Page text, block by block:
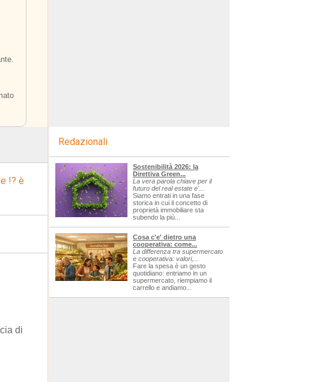
!? è
di
Redazionali
Sostenibilità 2026: la
Direttiva Green...
La vera parola chiave per il
futuro del real estate e'...
Siamo entrati in una fase
storica in cui il concetto di
proprietà immobiliare sta
subendo la più...
Cosa c'e' dietro una
cooperativa: come...
La differenza tra supermercato
e cooperativa: valori,...
Fare la spesa è un gesto
quotidiano: entriamo in un
supermercato, riempiamo il
carrello e andiamo...